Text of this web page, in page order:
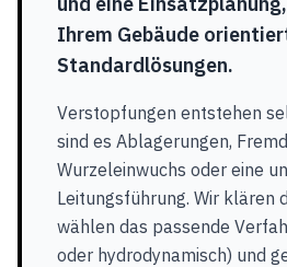
Ihrem Gebäude
Standardlösungen.
Verstopfungen entstehen
sind es Ablagerungen,
Wurzeleinwuchs oder eine
Leitungsführung. Wir klären
wählen das passende
oder hydrodynamisch) und